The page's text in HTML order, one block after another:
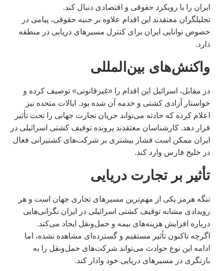
ایران را با رویکرد حقوقی و اقتصادی دنبال کند.
تحلیلگران معتقدند این اقدام علاوه بر جنبه حقوقی، پیامی در
خصوص توانایی ایران برای کنترل مسیرهای دریایی در منطقه
دارد.
واکنش‌های بین‌المللی
در مقابل، اسرائیل این اقدام را «غیرقانونی» توصیف کرده و
خواستار آزادی کشتی و خدمه آن شده بود. ایالات متحده نیز
اعلام کرده که حادثه می‌تواند جریان تجارت جهانی را تحت تأثیر
قرار دهد. کارشناسان معتقدند پرونده توقیف کشتی اسرائیلی در
ایران ممکن است فشار بیشتری بر شرکت‌های کشتیرانی فعال
در خلیج فارس وارد کند.
تأثیر بر تجارت دریایی
تنگه هرمز یکی از مهم‌ترین مسیرهای تجاری جهان است و هر
رویدادی مشابه توقیف کشتی اسرائیلی در ایران نگرانی‌هایی
درباره افزایش هزینه‌های بیمه و حمل‌ونقل ایجاد می‌کند.
اگرچه تاکنون تأثیر مستقیم و گسترده‌ای مشاهده نشده، اما
ادامه این نوع حوادث می‌تواند شرکت‌های حمل‌ونقل را به
بازنگری در مسیرهای دریایی خود وادار کند.